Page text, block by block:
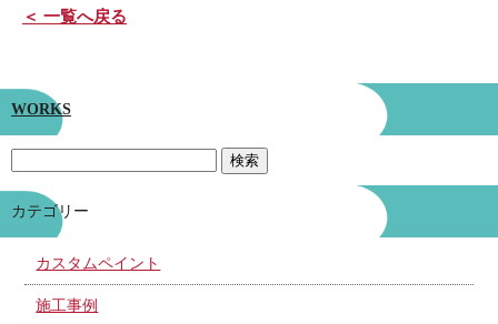
＜ 一覧へ戻る
WORKS
カテゴリー
カスタムペイント
施工事例